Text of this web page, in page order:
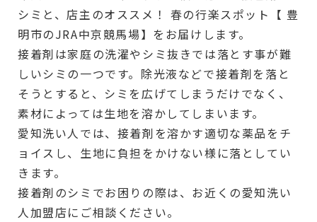
シミと、店主のオススメ！ 春の行楽スポット【 豊
明市のJRA中京競馬場】をお届けします。
接着剤は家庭の洗濯やシミ抜きでは落とす事が難
しいシミの一つです。除光液などで接着剤を落と
そうとすると、シミを広げてしまうだけでなく、
素材によっては生地を溶かしてしまいます。
愛知洗い人では、接着剤を溶かす適切な薬品をチ
ョイスし、生地に負担をかけない様に落としてい
きます。
接着剤のシミでお困りの際は、お近くの愛知洗い
人加盟店にご相談ください。